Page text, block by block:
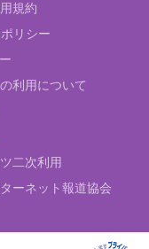
規約
リシー
利用について
二次利用
ーネット報道協会